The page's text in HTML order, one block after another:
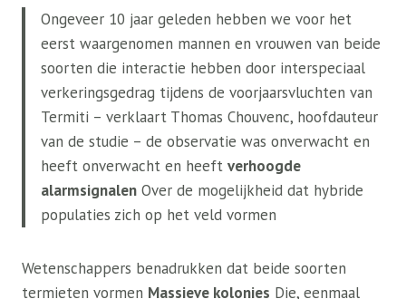
Ongeveer 10 jaar geleden hebben we voor het
eerst waargenomen mannen en vrouwen van beide
soorten die interactie hebben door interspeciaal
verkeringsgedrag tijdens de voorjaarsvluchten van
Termiti – verklaart Thomas Chouvenc, hoofdauteur
van de studie – de observatie was onverwacht en
heeft onverwacht en heeft verhoogde
alarmsignalen Over de mogelijkheid dat hybride
populaties zich op het veld vormen
Wetenschappers benadrukken dat beide soorten
termieten vormen Massieve kolonies Die, eenmaal